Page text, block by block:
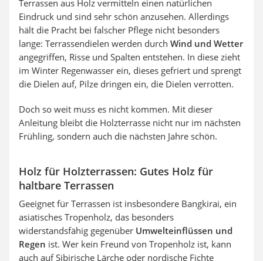
Terrassen aus Holz vermitteln einen natürlichen
Eindruck und sind sehr schön anzusehen. Allerdings
hält die Pracht bei falscher Pflege nicht besonders
lange: Terrassendielen werden durch Wind und Wetter
angegriffen, Risse und Spalten entstehen. In diese zieht
im Winter Regenwasser ein, dieses gefriert und sprengt
die Dielen auf, Pilze dringen ein, die Dielen verrotten.
Doch so weit muss es nicht kommen. Mit dieser
Anleitung bleibt die Holzterrasse nicht nur im nächsten
Frühling, sondern auch die nächsten Jahre schön.
Holz für Holzterrassen: Gutes Holz für
haltbare Terrassen
Geeignet für Terrassen ist insbesondere Bangkirai, ein
asiatisches Tropenholz, das besonders
widerstandsfähig gegenüber Umwelteinflüssen und
Regen ist. Wer kein Freund von Tropenholz ist, kann
auch auf Sibirische Lärche oder nordische Fichte